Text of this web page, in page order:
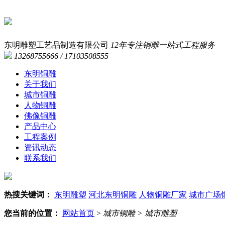
东明雕塑工艺品制造有限公司 12年专注铜雕一站式工程服务
13268755666 / 17103508555
东明铜雕
关于我们
城市铜雕
人物铜雕
佛像铜雕
产品中心
工程案例
资讯动态
联系我们
热搜关键词： 东明雕塑 河北东明铜雕 人物铜雕厂家 城市广场
您当前的位置： 网站首页 > 城市铜雕> 城市雕塑